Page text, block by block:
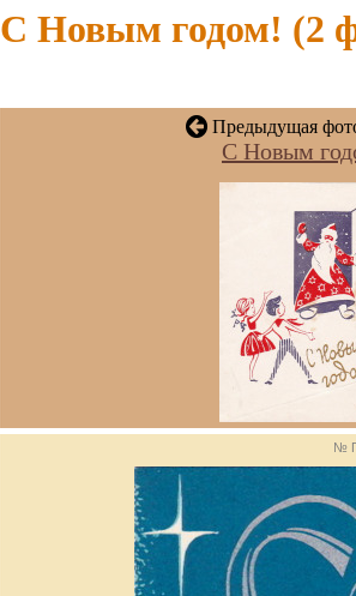
С Новым годом! (2
Предыдущая
С Новым
№